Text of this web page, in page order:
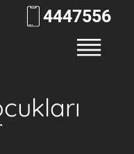
4447556